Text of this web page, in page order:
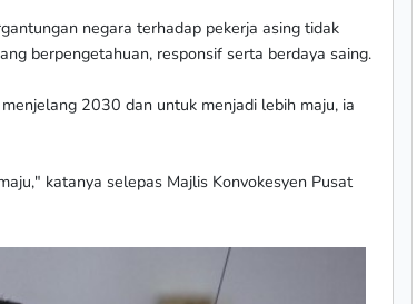
negara terhadap pekerja asing tidak
berpengetahuan, responsif serta berdaya saing.
2030 dan untuk menjadi lebih maju, ia
katanya selepas Majlis Konvokesyen Pusat